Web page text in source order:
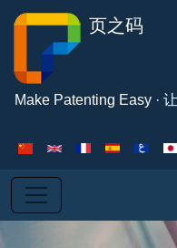
页之码
Make Patenting Easy ·